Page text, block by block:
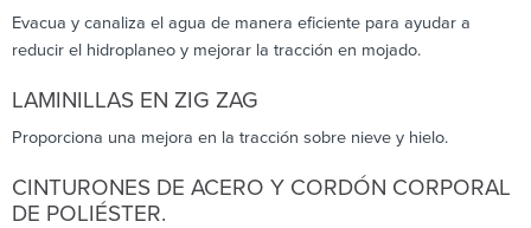
Evacua y canaliza el agua de manera eficiente para ayudar a
reducir el hidroplaneo y mejorar la tracción en mojado.
LAMINILLAS EN ZIG ZAG
Proporciona una mejora en la tracción sobre nieve y hielo.
CINTURONES DE ACERO Y CORDÓN CORPORAL
DE POLIÉSTER.